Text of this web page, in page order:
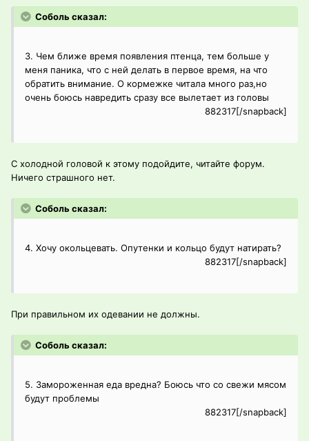
Соболь сказал:
3. Чем ближе время появления птенца, тем больше у
меня паника, что с ней делать в первое время, на что
обратить внимание. О кормежке читала много раз,но
очень боюсь навредить сразу все вылетает из головы
882317[/snapback]
С холодной головой к этому подойдите, читайте форум.
Ничего страшного нет.
Соболь сказал:
4. Хочу окольцевать. Опутенки и кольцо будут натирать?
882317[/snapback]
При правильном их одевании не должны.
Соболь сказал:
5. Замороженная еда вредна? Боюсь что со свежи мясом
будут проблемы
882317[/snapback]